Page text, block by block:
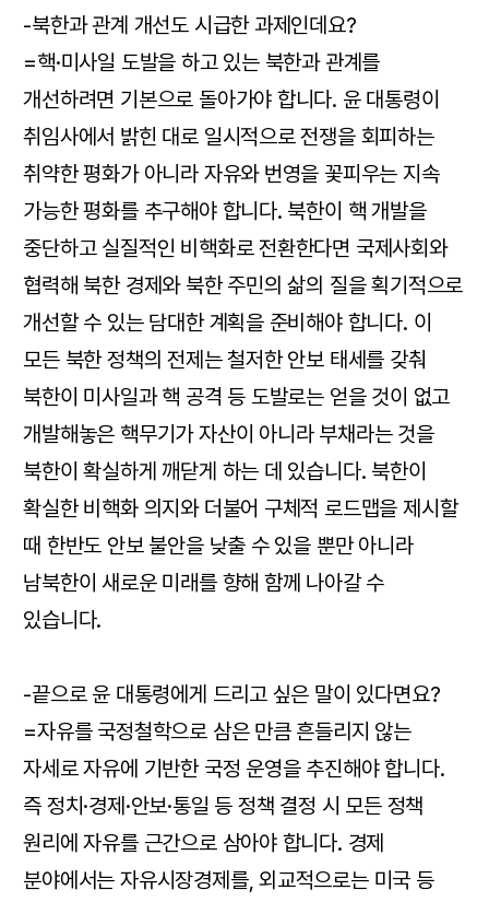
-북한과 관계 개선도 시급한 과제인데요?
=핵·미사일 도발을 하고 있는 북한과 관계를
개선하려면 기본으로 돌아가야 합니다. 윤 대통령이
취임사에서 밝힌 대로 일시적으로 전쟁을 회피하는
취약한 평화가 아니라 자유와 번영을 꽃피우는 지속
가능한 평화를 추구해야 합니다. 북한이 핵 개발을
중단하고 실질적인 비핵화로 전환한다면 국제사회와
협력해 북한 경제와 북한 주민의 삶의 질을 획기적으로
개선할 수 있는 담대한 계획을 준비해야 합니다. 이
모든 북한 정책의 전제는 철저한 안보 태세를 갖춰
북한이 미사일과 핵 공격 등 도발로는 얻을 것이 없고
개발해놓은 핵무기가 자산이 아니라 부채라는 것을
북한이 확실하게 깨닫게 하는 데 있습니다. 북한이
확실한 비핵화 의지와 더불어 구체적 로드맵을 제시할
때 한반도 안보 불안을 낮출 수 있을 뿐만 아니라
남북한이 새로운 미래를 향해 함께 나아갈 수
있습니다.
-끝으로 윤 대통령에게 드리고 싶은 말이 있다면요?
=자유를 국정철학으로 삼은 만큼 흔들리지 않는
자세로 자유에 기반한 국정 운영을 추진해야 합니다.
즉 정치·경제·안보·통일 등 정책 결정 시 모든 정책
원리에 자유를 근간으로 삼아야 합니다. 경제
분야에서는 자유시장경제를, 외교적으로는 미국 등